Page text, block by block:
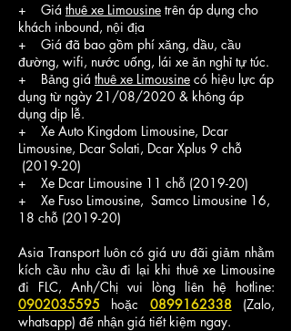
+ Giá thuê xe Limousine trên áp dụng cho
khách inbound, nội địa
+ Giá đã bao gồm phí xăng, dầu, cầu
đường, wifi, nước uống, lái xe ăn nghỉ tự túc.
+ Bảng giá thuê xe Limousine có hiệu lực áp
dụng từ ngày 21/08/2020 & không áp
dụng dịp lễ.
+ Xe Auto Kingdom Limousine, Dcar
Limousine, Dcar Solati, Dcar Xplus 9 chỗ
(2019-20)
+ Xe Dcar Limousine 11 chỗ (2019-20)
+ Xe Fuso Limousine, Samco Limousine 16,
18 chỗ (2019-20)
Asia Transport luôn có giá ưu đãi giảm nhằm
kích cầu nhu cầu đi lại khi thuê xe Limousine
đi FLC, Anh/Chị vui lòng liên hệ hotline:
0902035595 hoặc 0899162338 (Zalo,
whatsapp) để nhận giá tiết kiệm ngay.